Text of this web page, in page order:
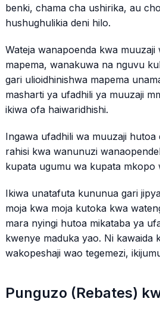
35 $11,064.38
36 $10,658.43
$10,250.97
$9,841.98
$9,431.45
40 $9,019.39
$8,190.62
benki, chama cha ushirika, au
hushughulikia deni hilo.
Wateja wanapoenda kwa
mapema, wanakuwa na nguvu
gari ulioidhinishwa mapema
masharti ya ufadhili ya muuzaji
ikiwa ofa haiwaridhishi.
Ingawa ufadhili wa muuzaji
rahisi kwa wanunuzi
kupata ugumu wa kupata mkopo
Ikiwa unatafuta kununua gari
moja kwa moja kutoka kwa
mara nyingi hutoa mikataba ya
kwenye maduka yao. Ni kawaida
wakopeshaji wao tegemezi,
Punguzo (Rebates)